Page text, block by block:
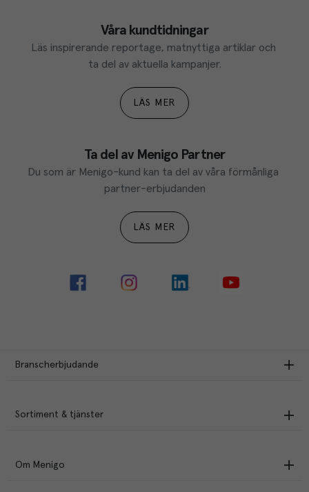
Våra kundtidningar
Läs inspirerande reportage, matnyttiga artiklar och
ta del av aktuella kampanjer.
LÄS MER
Ta del av Menigo Partner
Du som är Menigo-kund kan ta del av våra förmånliga
partner-erbjudanden
LÄS MER
Branscherbjudande
Sortiment & tjänster
Om Menigo